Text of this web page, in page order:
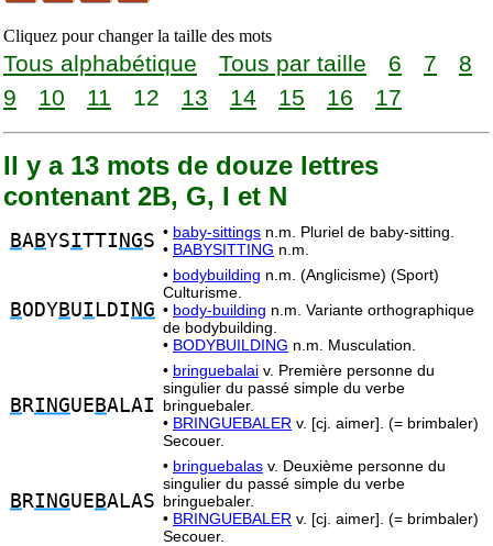
Cliquez pour changer la taille des mots
Tous alphabétique Tous par taille 6 7
8
9
10 11 12 13 14 15 16 17
Il y a 13 mots de douze lettres
contenant 2B, G, I et N
BABYSITTI NGS • baby-sittings n.m. Pluriel de baby-sitting.
• BABYSITTING n.m.
BODYBUI LDI NG
• bodybuilding n.m. (Anglicisme) (Sport)
Culturisme.
• body-building n.m. Variante orthographique
de bodybuilding.
• BODYBUILDING n.m. Musculation.
B RINGUE BALAI
• bringuebalai v. Première personne du
singulier du passé simple du verbe
bringuebaler.
• BRINGUEBALER v. [cj. aimer]. (= brimbaler)
Secouer.
B RINGUE BALAS
• bringuebalas v. Deuxième personne du
singulier du passé simple du verbe
bringuebaler.
• BRINGUEBALER v. [cj. aimer]. (= brimbaler)
Secouer.